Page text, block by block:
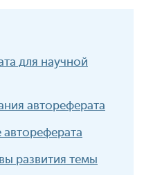
для научной
автореферата
развития темы